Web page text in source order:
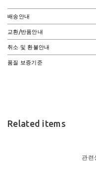
배송안내
교환/반품안내
취소 및 환불안내
품질 보증기준
Related items
관련